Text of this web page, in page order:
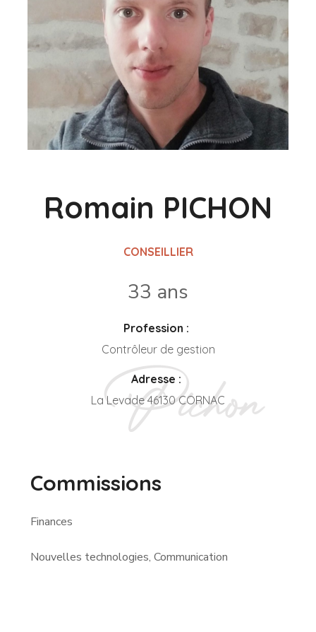
Romain PICHON
CONSEILLIER
33 ans
Profession :
Contrôleur de gestion
Adresse :
La Levade 46130 CORNAC
Commissions
Finances
Nouvelles technologies, Communication